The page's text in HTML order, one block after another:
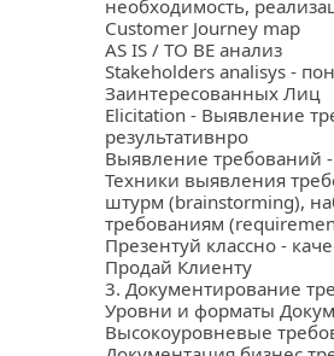
необходимость,
Customer Journey map
AS IS / TO BE анализ
Stakeholders analisys -
Заинтересованных Лиц
Elicitation - Выявление
результативнро
Выявление требований
Техники выявления
штурм (brainstorming),
требованиям
Презентуй классно -
Продай Клиенту
3. Документирование
Уровни и форматы
Высокоуровневые